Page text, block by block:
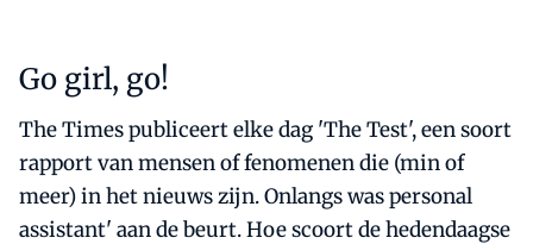
Go girl, go!
The Times publiceert elke dag 'The Test', een soort
rapport van mensen of fenomenen die (min of
meer) in het nieuws zijn. Onlangs was personal
assistant' aan de beurt. Hoe scoort de hedendaagse